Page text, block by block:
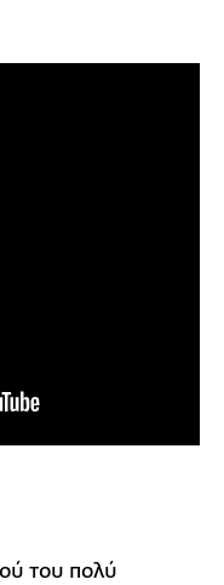
του πολύ